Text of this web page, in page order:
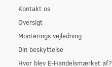
Kontakt os
Oversigt
Monterings vejledning
Din beskyttelse
Hvor blev E-Handelsmærket af?